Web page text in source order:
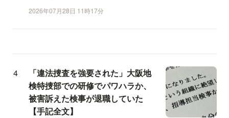
2026年07月28日 11時17分
「違法捜査を強要された」大阪地
検特捜部での研修でパワハラか、
被害訴えた検事が退職していた
【手記全文】